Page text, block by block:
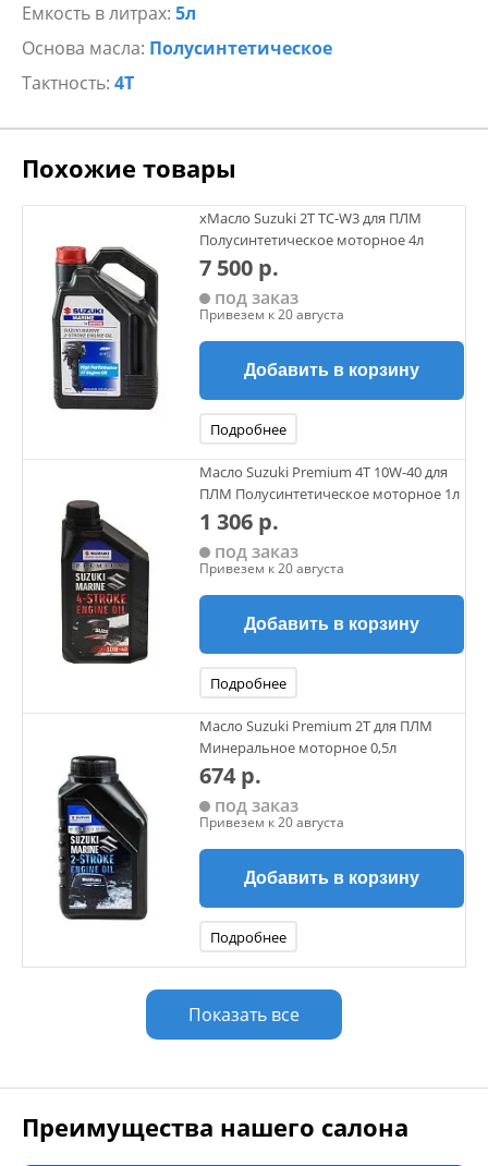
Емкость в литрах: 5л
Основа масла: Полусинтетическое
Тактность: 4Т
Похожие товары
xМасло Suzuki 2Т TC-W3 для ПЛМ
Полусинтетическое моторное 4л
7 500 р.
под заказ
Привезем к 20 августа
Добавить в корзину
Подробнее
Масло Suzuki Premium 4Т 10W-40 для
ПЛМ Полусинтетическое моторное 1л
1 306 р.
под заказ
Привезем к 20 августа
Добавить в корзину
Подробнее
Масло Suzuki Premium 2Т для ПЛМ
Минеральное моторное 0,5л
674 р.
под заказ
Привезем к 20 августа
Добавить в корзину
Подробнее
Показать все
Преимущества нашего салона